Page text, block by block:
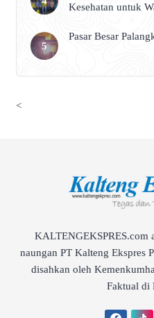
Kesehatan untuk
Pasar Besar
<
KALTENGEKSPRES.com
naungan PT Kalteng Ekspres
disahkan oleh
Faktual di